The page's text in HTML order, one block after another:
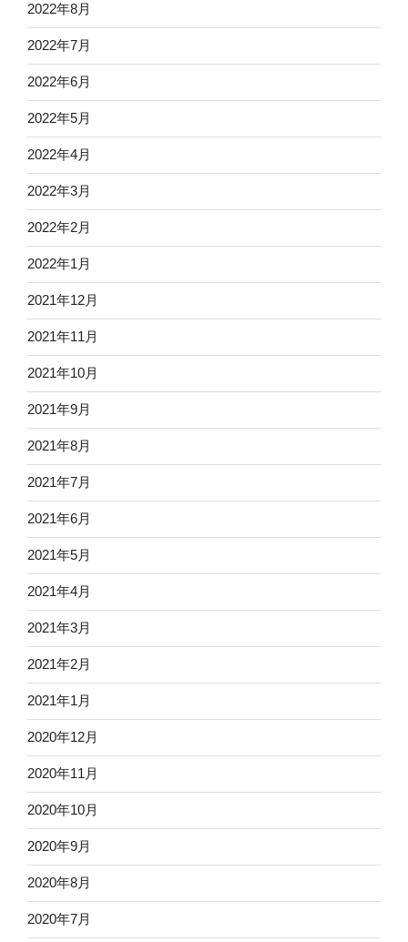
2022年8月
2022年7月
2022年6月
2022年5月
2022年4月
2022年3月
2022年2月
2022年1月
2021年12月
2021年11月
2021年10月
2021年9月
2021年8月
2021年7月
2021年6月
2021年5月
2021年4月
2021年3月
2021年2月
2021年1月
2020年12月
2020年11月
2020年10月
2020年9月
2020年8月
2020年7月